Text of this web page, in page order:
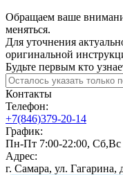
Обращаем ваше
меняться.
Для уточнения
оригинальной
Будьте первым кто
Контакты
Телефон:
+7(846)379-20-14
График:
Пн-Пт 7:00-22:00, Сб,Вс
Адрес:
г. Самара, ул. Гагарина,